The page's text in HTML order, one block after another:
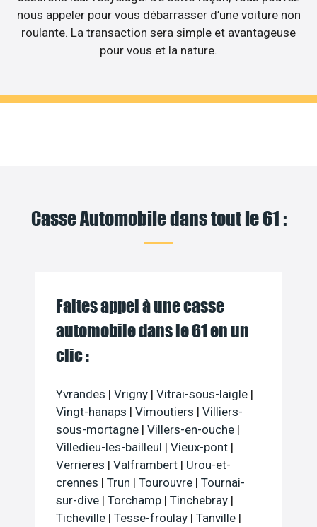
nous appeler pour vous débarrasser d’une voiture non
roulante. La transaction sera simple et avantageuse
pour vous et la nature.
Casse Automobile dans tout le 61 :
Faites appel à une casse
automobile dans le 61 en un
clic :
Yvrandes | Vrigny | Vitrai-sous-laigle |
Vingt-hanaps | Vimoutiers | Villiers-
sous-mortagne | Villers-en-ouche |
Villedieu-les-bailleul | Vieux-pont |
Verrieres | Valframbert | Urou-et-
crennes | Trun | Tourouvre | Tournai-
sur-dive | Torchamp | Tinchebray |
Ticheville | Tesse-froulay | Tanville |